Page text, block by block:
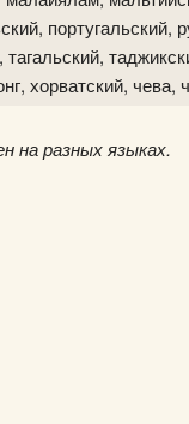
португальский,
хорватский,
на разных языках.